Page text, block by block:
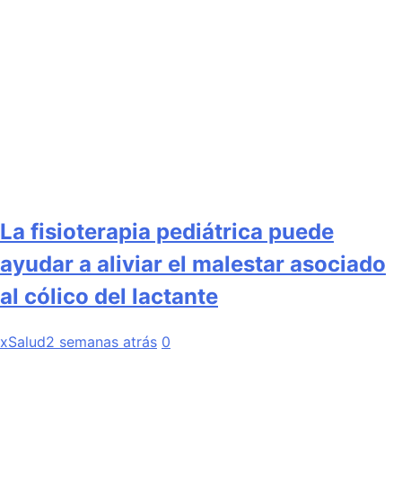
La fisioterapia pediátrica puede
ayudar a aliviar el malestar asociado
al cólico del lactante
xSalud2 semanas atrás 0